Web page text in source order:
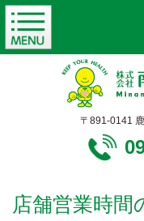
〒891-0141
店舗営業時間